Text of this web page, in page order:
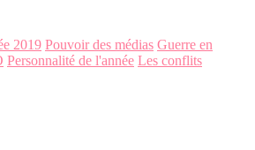
2019 Pouvoir des médias Guerre en
Personnalité de l'année Les conflits